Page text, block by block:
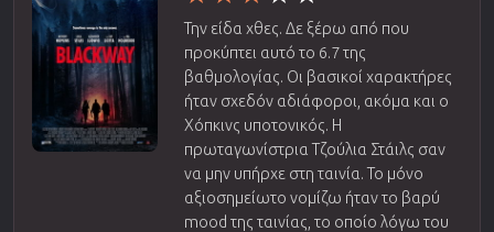
Την είδα χθες. Δε ξέρω από που
προκύπτει αυτό το 6.7 της
βαθμολογίας. Οι βασικοί χαρακτήρες
ήταν σχεδόν αδιάφοροι, ακόμα και ο
Χόπκινς υποτονικός. Η
πρωταγωνίστρια Τζούλια Στάιλς σαν
να μην υπήρχε στη ταινία. Το μόνο
αξιοσημείωτο νομίζω ήταν το βαρύ
mood της ταινίας, το οποίο λόγω του